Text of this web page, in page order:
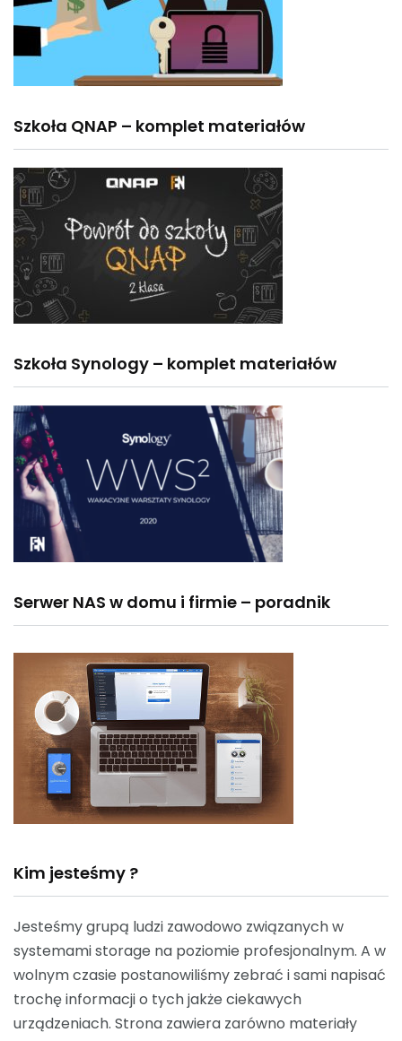
Szkoła QNAP – komplet materiałów
Szkoła Synology – komplet materiałów
Serwer NAS w domu i firmie – poradnik
Kim jesteśmy ?
Jesteśmy grupą ludzi zawodowo związanych w
systemami storage na poziomie profesjonalnym. A w
wolnym czasie postanowiliśmy zebrać i sami napisać
trochę informacji o tych jakże ciekawych
urządzeniach. Strona zawiera zarówno materiały